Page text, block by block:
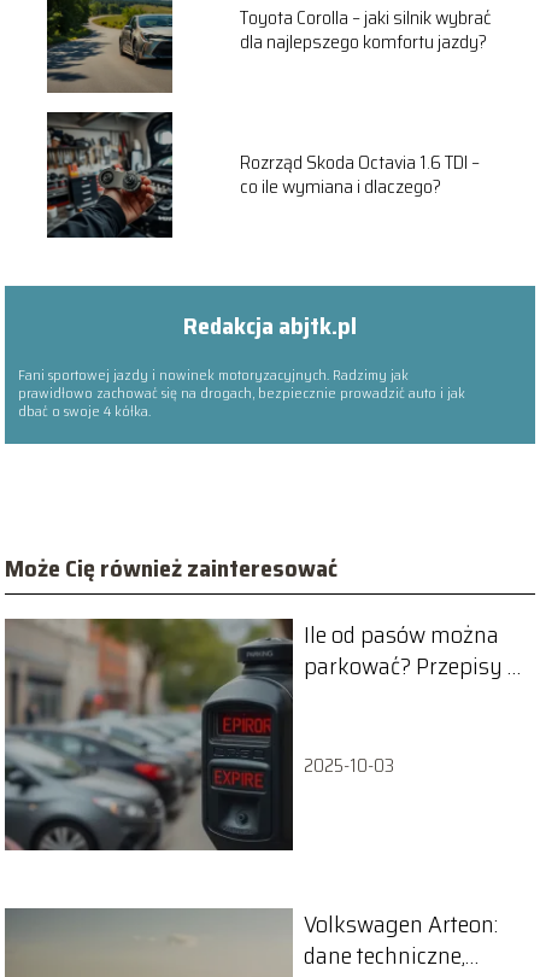
Toyota Corolla – jaki silnik wybrać
dla najlepszego komfortu jazdy?
Rozrząd Skoda Octavia 1.6 TDI –
co ile wymiana i dlaczego?
Redakcja abjtk.pl
Fani sportowej jazdy i nowinek motoryzacyjnych. Radzimy jak
prawidłowo zachować się na drogach, bezpiecznie prowadzić auto i jak
dbać o swoje 4 kółka.
Może Cię również zainteresować
Ile od pasów można
parkować? Przepisy i
2025-10-03
Volkswagen Arteon:
dane techniczne,